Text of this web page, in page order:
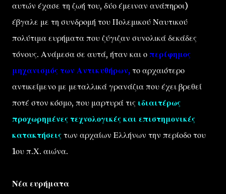
αυτών έχασε τη ζωή του, δύο έμειναν ανάπηροι)
έβγαλε με τη συνδρομή του Πολεμικού Ναυτικού
πολύτιμα ευρήματα που ζύγιζαν συνολικά δεκάδες
τόνους. Ανάμεσα σε αυτά, ήταν και ο περίφημος
μηχανισμός των Αντικυθήρων, το αρχαιότερο
αντικείμενο με μεταλλικά γρανάζια που έχει βρεθεί
ποτέ στον κόσμο, που μαρτυρά τις ιδιαιτέρως
προχωρημένες τεχνολογικές και επιστημονικές
κατακτήσεις των αρχαίων Ελλήνων την περίοδο του
1ου π.Χ. αιώνα.
Νέα ευρήματα